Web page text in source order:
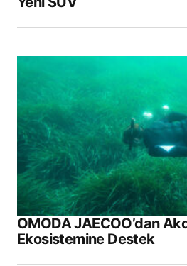
OMODA JAECOO’dan
Ekosistemine Destek